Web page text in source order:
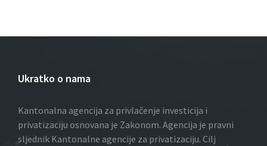
Ukratko o nama
Kantonalna agencija za privlačenje investicija i
privatizaciju osnovana je Zakonom. Agencija je pravni
sljednik Kantonalne agencije za privatizaciju. Cilj